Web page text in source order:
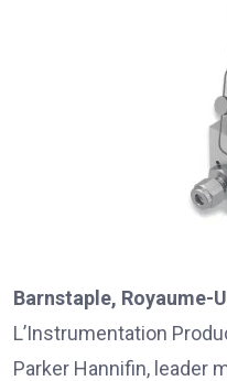
Barnstaple, Royaume-
L’Instrumentation
Parker Hannifin, leader